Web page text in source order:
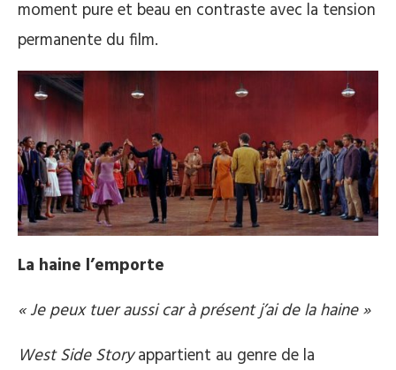
moment pure et beau en contraste avec la tension
permanente du film.
La haine l’emporte
« Je peux tuer aussi car à présent j’ai de la haine »
West Side Storyappartient au genre de la